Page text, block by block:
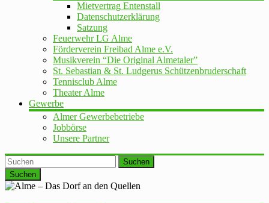
Mietvertrag Entenstall
Datenschutzerklärung
Satzung
Feuerwehr LG Alme
Förderverein Freibad Alme e.V.
Musikverein “Die Original Almetaler”
St. Sebastian & St. Ludgerus Schützenbruderschaft
Tennisclub Alme
Theater Alme
Gewerbe
Almer Gewerbebetriebe
Jobbörse
Unsere Partner
Suchen